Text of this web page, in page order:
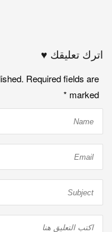
اترك تعليقك ♥
Required fields are
marked
*